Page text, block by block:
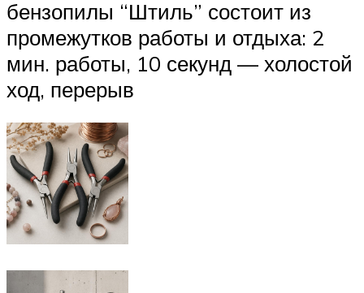
бензопилы “Штиль” состоит из
промежутков работы и отдыха: 2
мин. работы, 10 секунд — холостой
ход, перерыв